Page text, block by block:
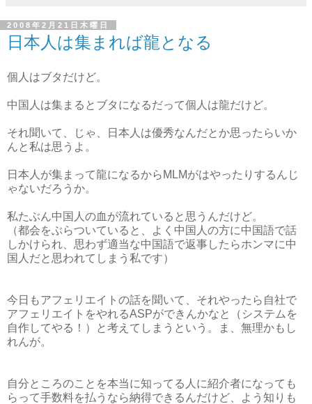
2008年2月21日木曜日
日本人は集まれば龍となる
個人はブタだけど。
中国人は集まるとブタになるだって個人は龍だけど。
それ聞いて、じゃ、日本人は優秀なんだとか思ったらいか
んと私は思うよ。
日本人が集まって龍になるからMLMがはやったりするんじ
ゃないだろうか。
私たぶん中国人の血が流れていると思うんだけど。
（都会をぶらついていると、よく中国人の方に中国語で話
しかけられ、思わず適当な中国語で返事したらホンマに中
国人だと思われてしまう私です）
今日もアフェリエイトの話を聞いて、それやったら自社で
アフェリエイトをやれるASPができんかなと（システムを
自作してやる！）と考えてしまうという。ま、無理かもし
れんが。
自分ところのことを本当に知ってる人に紹介者になっても
らって手数料を払うなら納得できるんだけど、よう知りも